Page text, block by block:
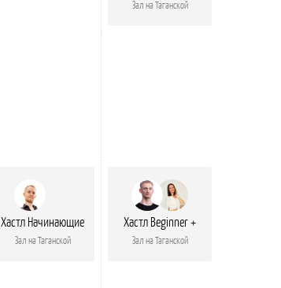
Зал на Таганской
Хастл Начинающие
Зал на Таганской
Хастл Beginner +
Зал на Таганской